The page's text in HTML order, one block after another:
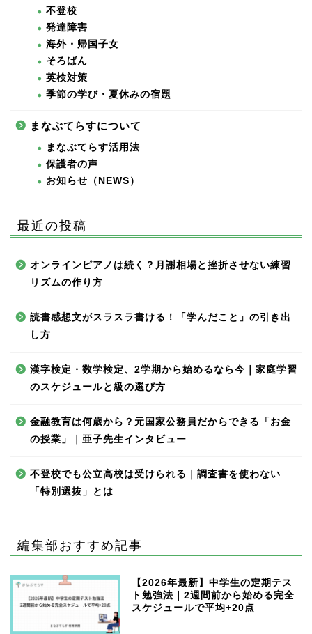
不登校
発達障害
海外・帰国子女
そろばん
英検対策
季節の学び・夏休みの宿題
まなぶてらすについて
まなぶてらす活用法
保護者の声
お知らせ（NEWS）
最近の投稿
オンラインピアノは続く？月謝相場と挫折させない練習
リズムの作り方
読書感想文がスラスラ書ける！「学んだこと」の引き出
し方
漢字検定・数学検定、2学期から始めるなら今｜家庭学習
のスケジュールと級の選び方
金融教育は何歳から？元国家公務員だからできる「お金
の授業」｜亜子先生インタビュー
不登校でも公立高校は受けられる｜調査書を使わない
「特別選抜」とは
編集部おすすめ記事
【2026年最新】中学生の定期テス
ト勉強法｜2週間前から始める完全
スケジュールで平均+20点